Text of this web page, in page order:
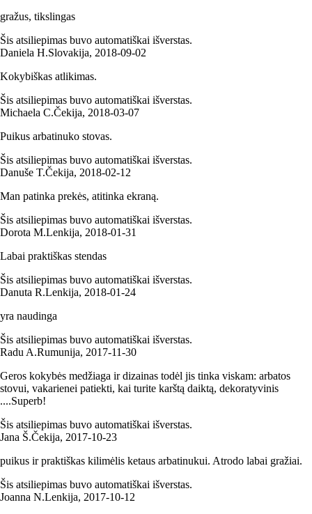
gražus, tikslingas
Šis atsiliepimas buvo automatiškai išverstas.
Daniela H.Slovakija, 2018‑09‑02
Kokybiškas atlikimas.
Šis atsiliepimas buvo automatiškai išverstas.
Michaela C.Čekija, 2018‑03‑07
Puikus arbatinuko stovas.
Šis atsiliepimas buvo automatiškai išverstas.
Danuše T.Čekija, 2018‑02‑12
Man patinka prekės, atitinka ekraną.
Šis atsiliepimas buvo automatiškai išverstas.
Dorota M.Lenkija, 2018‑01‑31
Labai praktiškas stendas
Šis atsiliepimas buvo automatiškai išverstas.
Danuta R.Lenkija, 2018‑01‑24
yra naudinga
Šis atsiliepimas buvo automatiškai išverstas.
Radu A.Rumunija, 2017‑11‑30
Geros kokybės medžiaga ir dizainas todėl jis tinka viskam: arbatos
stovui, vakarienei patiekti, kai turite karštą daiktą, dekoratyvinis
....Superb!
Šis atsiliepimas buvo automatiškai išverstas.
Jana Š.Čekija, 2017‑10‑23
puikus ir praktiškas kilimėlis ketaus arbatinukui. Atrodo labai gražiai.
Šis atsiliepimas buvo automatiškai išverstas.
Joanna N.Lenkija, 2017‑10‑12